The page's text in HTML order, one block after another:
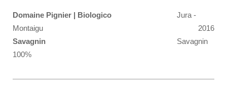
Domaine Pignier | Biologico
Jura -
Montaigu
2016
Savagnin
Savagnin
100%